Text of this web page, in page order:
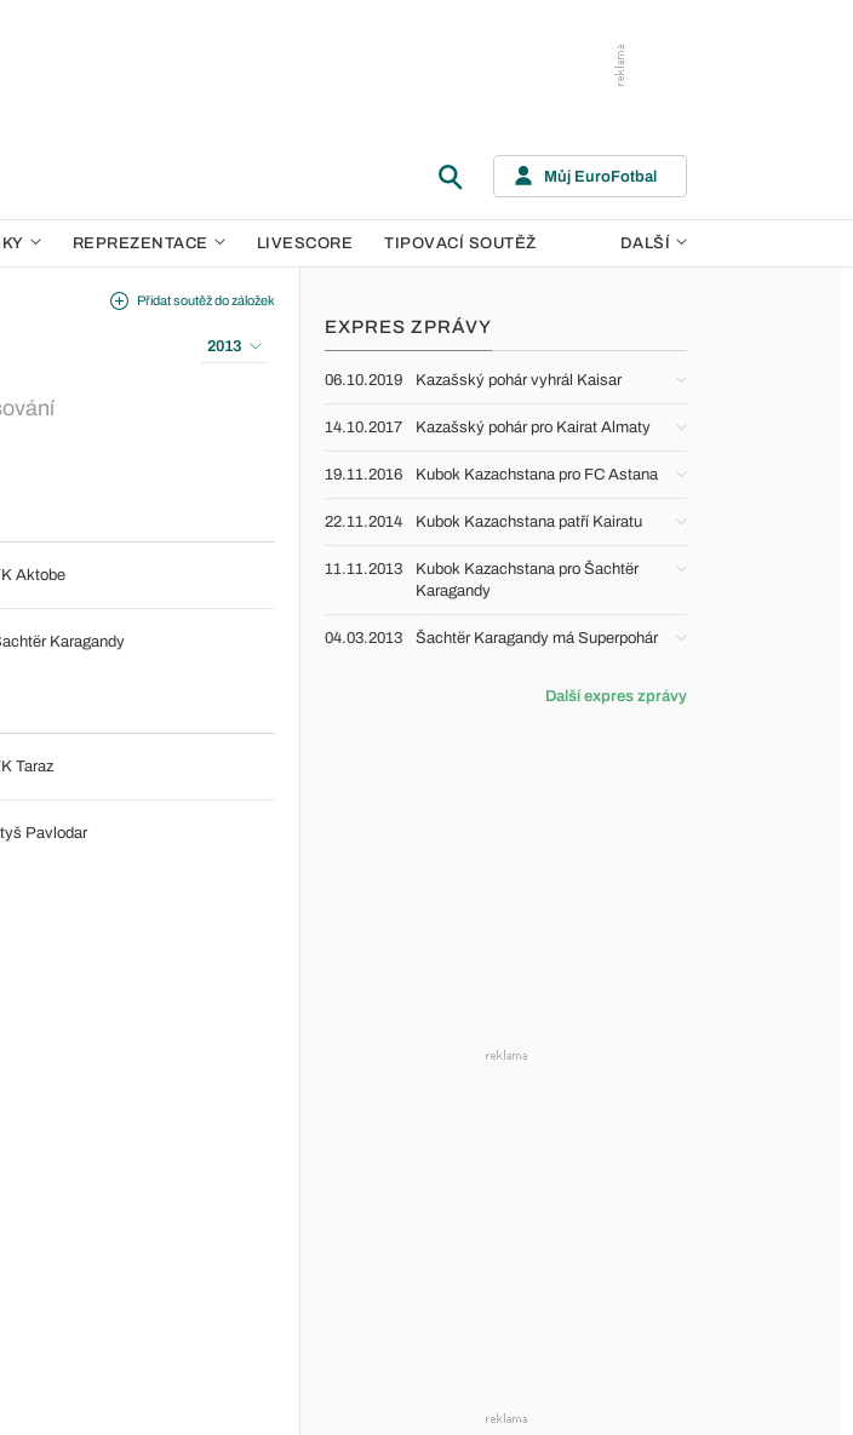
Můj EuroFotbal
REPREZENTACE LIVESCORE TIPOVACÍ SOUTĚŽ DALŠÍ
Přidat soutěž do záložek
2013
Aktobe
Karagandy
Taraz
Pavlodar
EXPRES ZPRÁVY
06.10.2019 Kazašský pohár vyhrál Kaisar
14.10.2017 Kazašský pohár pro Kairat Almaty
19.11.2016 Kubok Kazachstana pro FC Astana
22.11.2014 Kubok Kazachstana patří Kairatu
11.11.2013
Kubok Kazachstana pro Šachtër
Karagandy
04.03.2013 Šachtër Karagandy má Superpohár
Další expres zprávy